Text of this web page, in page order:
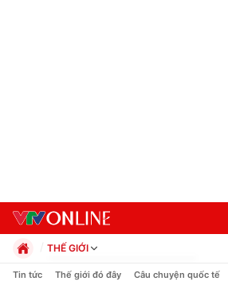
THẾ GIỚI
Chính trị
Tin tức Thế giới đó đây Câu chuyện quốc tế